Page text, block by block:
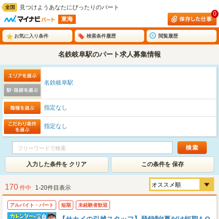
見つけようあなたにぴったりのパート
東海
0
お気に入り条件 検索条件履歴 閲覧履歴
名鉄岐阜駅のパート求人募集情報
名鉄岐阜駅
指定なし
指定なし
入力した条件を クリア この条件を 保存
170 件中 1-20件目表示
アルバイト・パート 短期 未経験者歓迎